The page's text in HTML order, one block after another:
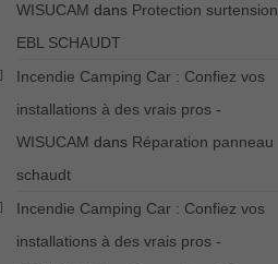
WISUCAM dans Protection surtension
EBL SCHAUDT
Incendie Camping Car : Confiez vos
installations à des vrais pros -
WISUCAM dans Réparation panneau
schaudt
Incendie Camping Car : Confiez vos
installations à des vrais pros -